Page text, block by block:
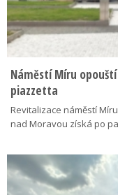
Náměstí Míru
piazzetta
Revitalizace náměstí
nad Moravou získá po